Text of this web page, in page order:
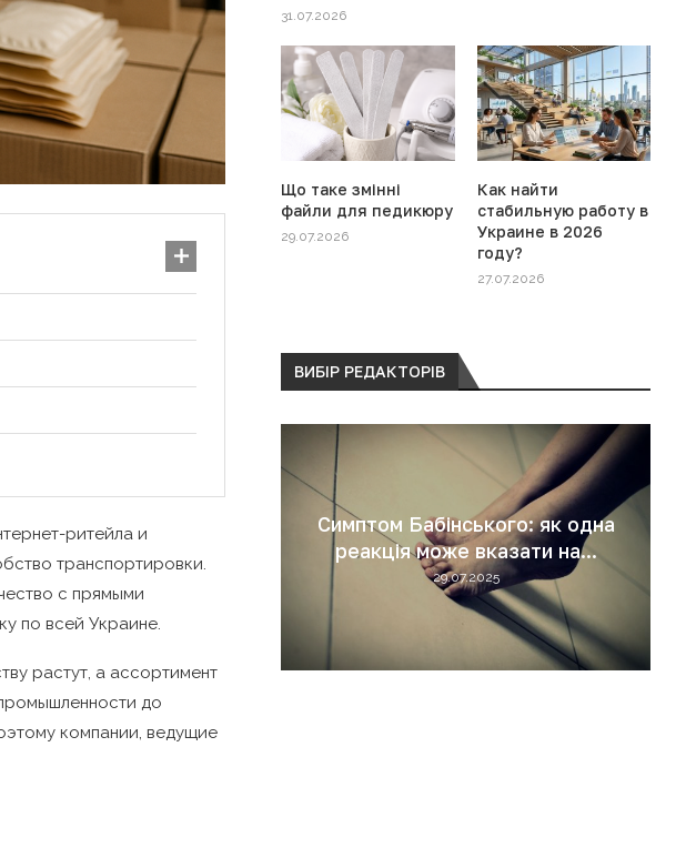
ритейла и
транспортировки.
с прямыми
по всей Украине.
растут, а ассортимент
до
компании, ведущие
31.07.2026
Що таке змінні
файли для педикюру
29.07.2026
Как найти
стабильную работу в
Украине в 2026
году?
27.07.2026
ВИБІР РЕДАКТОРІВ
у дітей: як
з проблемою
29.07.2025
Симптом Бабінського: як одна
реакція може вказати на...
29.07.2025